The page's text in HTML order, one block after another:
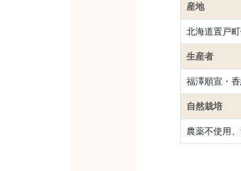
産地
北海道置戸
生産者
福澤順宣・
自然栽培
農薬不使用